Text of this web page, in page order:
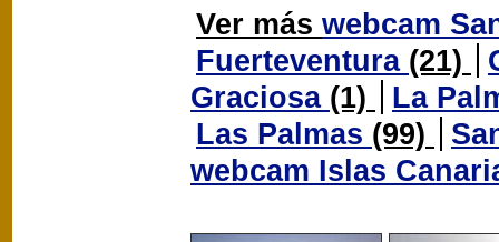
Ver más webcam
Fuerteventura (21)
Graciosa (1)
La
Las Palmas (99)
webcam Islas